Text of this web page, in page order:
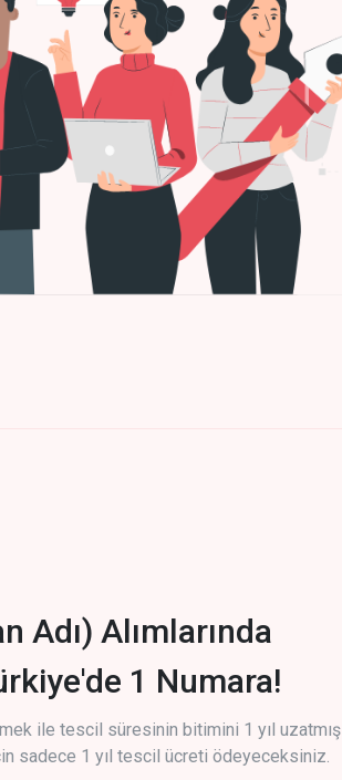
Adı) Alımlarında
1 Numara!
ile tescil süresinin bitimini 1 yıl uzatmış
sadece 1 yıl tescil ücreti ödeyeceksiniz.